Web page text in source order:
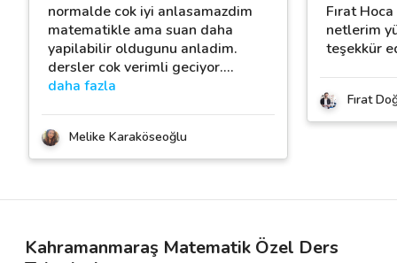
normalde cok iyi anlasamazdim
matematikle ama suan daha
yapilabilir oldugunu anladim.
dersler cok verimli geciyor.…
daha fazla
Melike Karaköseoğlu
Fırat
netlerim
teşekkür
Fırat
Kahramanmaraş Matematik Özel Ders